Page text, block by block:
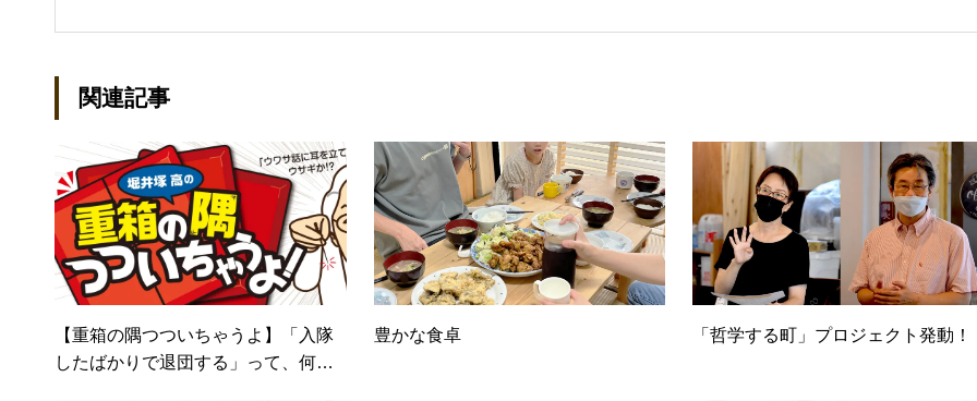
関連記事
【重箱の隅つついちゃうよ】「入隊
したばかりで退団する」って、何に
豊かな食卓 「哲学する町」プロジェクト発動！